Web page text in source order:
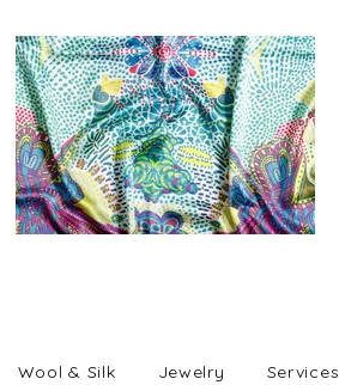
Wool & Silk Jewelry Services